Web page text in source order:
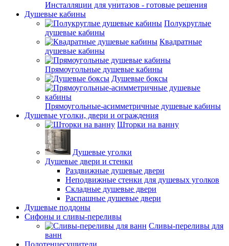
Инсталляции для унитазов - готовые решения
Душевые кабины
Полукруглые
душевые кабины
Квадратные
душевые кабины
Прямоугольные душевые кабины
Душевые боксы
Прямоугольные-асимметричные душевые кабины
Душевые уголки, двери и ограждения
Шторки на ванну
Душевые уголки
Душевые двери и стенки
Раздвижные душевые двери
Неподвижные стенки для душевых уголков
Складные душевые двери
Распашные душевые двери
Душевые поддоны
Сифоны и сливы-переливы
Сливы-переливы для
ванн
Полотенцесушители